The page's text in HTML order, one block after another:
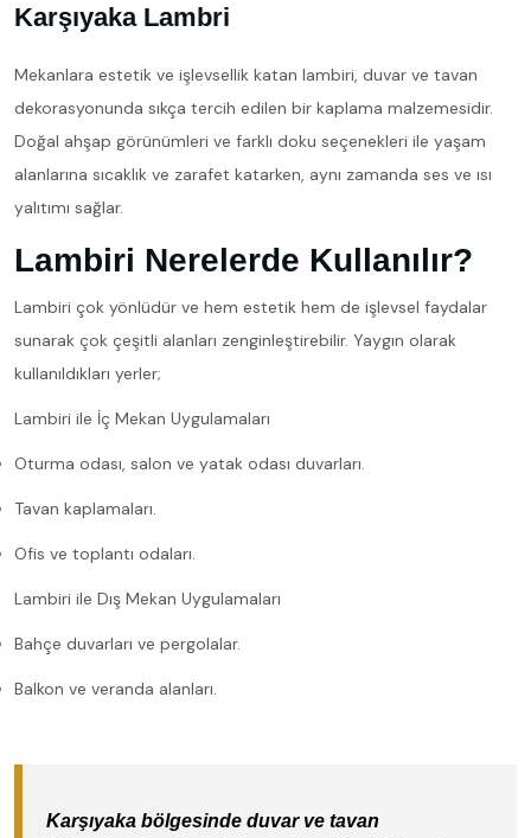
Karşıyaka Lambri
Mekanlara estetik ve işlevsellik katan lambiri, duvar ve tavan
dekorasyonunda sıkça tercih edilen bir kaplama malzemesidir.
Doğal ahşap görünümleri ve farklı doku seçenekleri ile yaşam
alanlarına sıcaklık ve zarafet katarken, aynı zamanda ses ve ısı
yalıtımı sağlar.
Lambiri Nerelerde Kullanılır?
Lambiri çok yönlüdür ve hem estetik hem de işlevsel faydalar
sunarak çok çeşitli alanları zenginleştirebilir. Yaygın olarak
kullanıldıkları yerler;
Lambiri ile İç Mekan Uygulamaları
Oturma odası, salon ve yatak odası duvarları.
Tavan kaplamaları.
Ofis ve toplantı odaları.
Lambiri ile Dış Mekan Uygulamaları
Bahçe duvarları ve pergolalar.
Balkon ve veranda alanları.
Karşıyaka bölgesinde duvar ve tavan